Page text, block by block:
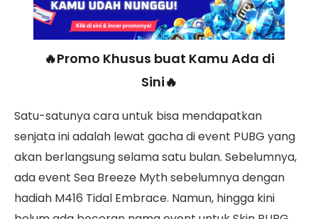
🔥Promo Khusus buat Kamu Ada di
Sini🔥
Satu-satunya cara untuk bisa mendapatkan
senjata ini adalah lewat gacha di event PUBG yang
akan berlangsung selama satu bulan. Sebelumnya,
ada event Sea Breeze Myth sebelumnya dengan
hadiah M416 Tidal Embrace. Namun, hingga kini